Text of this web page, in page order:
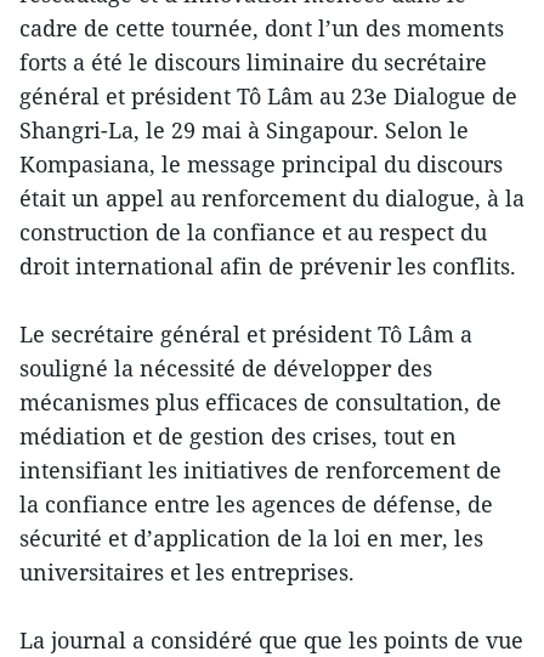
cadre de cette tournée, dont l’un des moments
forts a été le discours liminaire du secrétaire
général et président Tô Lâm au 23e Dialogue de
Shangri-La, le 29 mai à Singapour. Selon le
Kompasiana, le message principal du discours
était un appel au renforcement du dialogue, à la
construction de la confiance et au respect du
droit international afin de prévenir les conflits.
Le secrétaire général et président Tô Lâm a
souligné la nécessité de développer des
mécanismes plus efficaces de consultation, de
médiation et de gestion des crises, tout en
intensifiant les initiatives de renforcement de
la confiance entre les agences de défense, de
sécurité et d’application de la loi en mer, les
universitaires et les entreprises.
La journal a considéré que que les points de vue